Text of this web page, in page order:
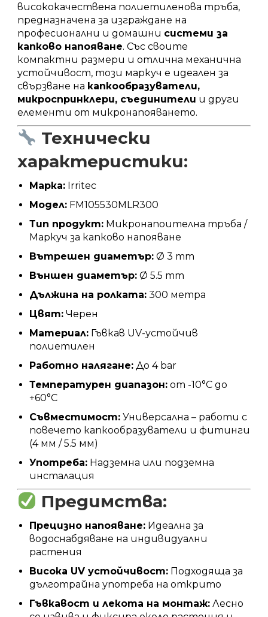
висококачествена полиетиленова тръба,
предназначена за изграждане на
професионални и домашни системи за
капково напояване. Със своите
компактни размери и отлична механична
устойчивост, този маркуч е идеален за
свързване на капкообразуватели,
микроспринклери, съединители и други
елементи от микронапояването.
Технически
характеристики:
Марка: Irritec
Модел: FM105530MLR300
Тип продукт: Микронапоителна тръба /
Маркуч за капково напояване
Вътрешен диаметър: Ø 3 mm
Външен диаметър: Ø 5.5 mm
Дължина на ролката: 300 метра
Цвят: Черен
Материал: Гъвкав UV-устойчив
полиетилен
Работно налягане: До 4 bar
Температурен диапазон: от -10°C до
+60°C
Съвместимост: Универсална – работи с
повечето капкообразуватели и фитинги
(4 мм / 5.5 мм)
Употреба: Надземна или подземна
инсталация
Предимства:
Прецизно напояване: Идеална за
водоснабдяване на индивидуални
растения
Висока UV устойчивост: Подходяща за
дълготрайна употреба на открито
Гъвкавост и лекота на монтаж: Лесно